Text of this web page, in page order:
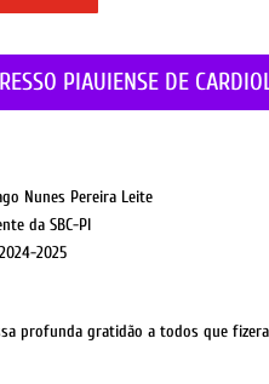
PIAUIENSE DE
Nunes Pereira Leite
da SBC-PI
2025
profunda gratidão a todos que